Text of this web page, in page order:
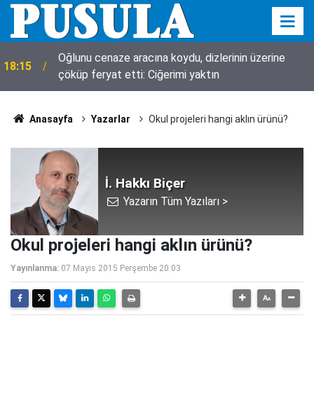
18:15
Oğlunu cenaze aracına koydu, dizlerinin üzerine
çöküp feryat etti: Ciğerimi yaktın
Anasayfa Yazarlar Okul projeleri hangi aklın ürünü?
İ. Hakkı Biçer
Yazarın Tüm Yazıları >
Okul projeleri hangi aklın ürünü?
Yayınlanma: 07 Mayıs 2015 Perşembe 20:03